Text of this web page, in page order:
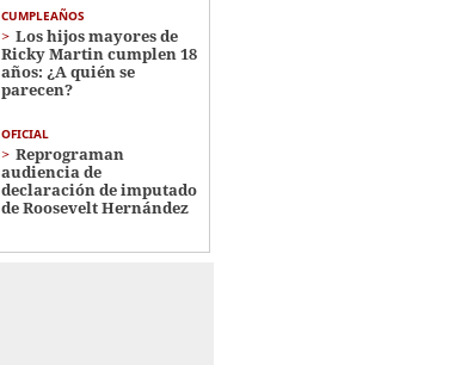
CUMPLEAÑOS
Los hijos mayores de
Ricky Martin cumplen 18
años: ¿A quién se
parecen?
OFICIAL
Reprograman
audiencia de
declaración de imputado
de Roosevelt Hernández